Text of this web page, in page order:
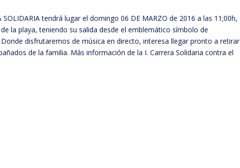
tendrá lugar el domingo 06 DE MARZO de 2016 a las 11;00h,
la playa, teniendo su salida desde el emblemático símbolo de
disfrutaremos de música en directo, interesa llegar pronto a retirar
de la familia. Más información de la I. Carrera Solidaria contra el